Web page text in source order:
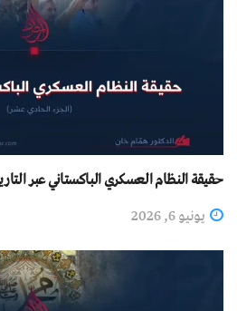
حقيقة النظام العسكري الباكستاني عبر
يونيو 6, 2026